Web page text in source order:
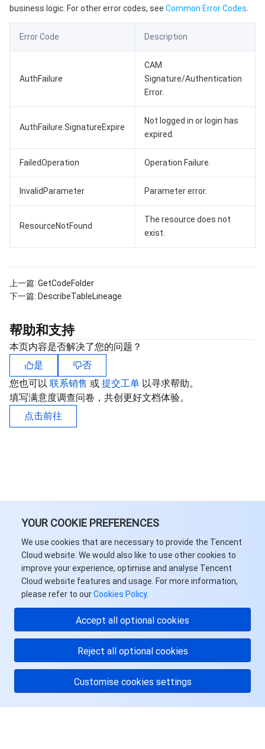
YOUR COOKIE PREFERENCES
We use cookies that are necessary to provide the Tencent
Cloud website. We would also like to use other cookies to
improve your experience, optimise and analyse Tencent
Cloud website features and usage. For more information,
please refer to ourCookies Policy.
Accept all optional cookies
Reject all optional cookies
Customise cookies settings
business logic. For other error codes, see Common Error Codes
Error Code Description
AuthFailure
CAM
Signature/Authentication
Error.
AuthFailure.SignatureExpire
Not logged in or login has
expired.
FailedOperation Operation Failure.
InvalidParameter Parameter error.
ResourceNotFound
The resource does not
exist.
上一篇: GetCodeFolder
下一篇: DescribeTableLineage
帮助和支持
本页内容是否解决了您的问题？
是
否
您也可以 联系销售 或 提交工单 以寻求帮助。
填写满意度调查问卷，共创更好文档体验。
点击前往